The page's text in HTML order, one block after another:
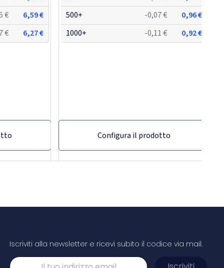
€
6,59 €
€
6,27 €
500+
-0,07 €
0,96 €
1000+
-0,11 € 0,92 €
Configura il prodotto
Iscriviti alla newsletter e ricevi subito il codice via mail.